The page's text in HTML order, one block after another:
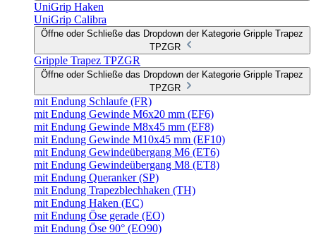
UniGrip Haken
UniGrip Calibra
Öffne oder Schließe das Dropdown der Kategorie Gripple Trapez
TPZGR
Gripple Trapez TPZGR
Öffne oder Schließe das Dropdown der Kategorie Gripple Trapez
TPZGR
mit Endung Schlaufe (FR)
mit Endung Gewinde M6x20 mm (EF6)
mit Endung Gewinde M8x45 mm (EF8)
mit Endung Gewinde M10x45 mm (EF10)
mit Endung Gewindeübergang M6 (ET6)
mit Endung Gewindeübergang M8 (ET8)
mit Endung Queranker (SP)
mit Endung Trapezblechhaken (TH)
mit Endung Haken (EC)
mit Endung Öse gerade (EO)
mit Endung Öse 90° (EO90)